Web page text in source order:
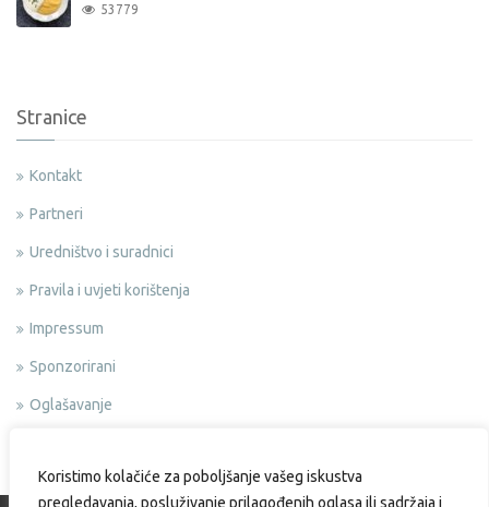
Koristimo kolačiće za poboljšanje vašeg iskustva
pregledavanja, posluživanje prilagođenih oglasa ili sadržaja i
53779
Stranice
Kontakt
Partneri
Uredništvo i suradnici
Pravila i uvjeti korištenja
Impressum
Sponzorirani
Oglašavanje